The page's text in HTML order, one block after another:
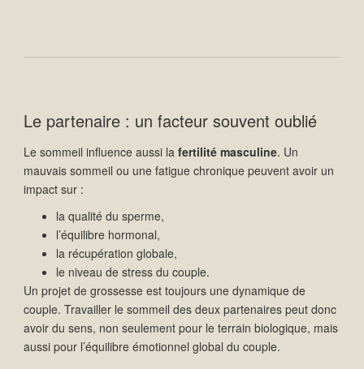
Le partenaire : un facteur souvent oublié
Le sommeil influence aussi la fertilité masculine. Un
mauvais sommeil ou une fatigue chronique peuvent avoir un
impact sur :
la qualité du sperme,
l’équilibre hormonal,
la récupération globale,
le niveau de stress du couple.
Un projet de grossesse est toujours une dynamique de
couple. Travailler le sommeil des deux partenaires peut donc
avoir du sens, non seulement pour le terrain biologique, mais
aussi pour l’équilibre émotionnel global du couple.